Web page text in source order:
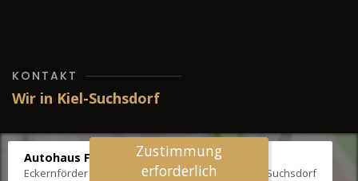
KONTAKT
Wir in Kiel-Suchsdorf
Autohaus Fräter
Eckernförder Str. /Klausbrooker Weg 1, 24107 Kiel-Suchsdorf
Zustimmung
erforderlich